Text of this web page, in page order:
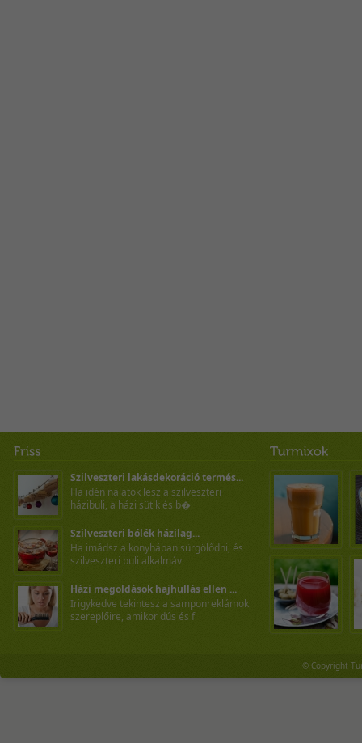
Szilveszteri lakásdekoráció termés...
Ha idén nálatok lesz a szilveszteri
házibuli, a házi sütik és b�
Szilveszteri bólék házilag...
Ha imádsz a konyhában sürgölődni, és
szilveszteri buli alkalmáv
Házi megoldások hajhullás ellen ...
Irigykedve tekintesz a samponreklámok
szereplőire, amikor dús és f
© Copyright